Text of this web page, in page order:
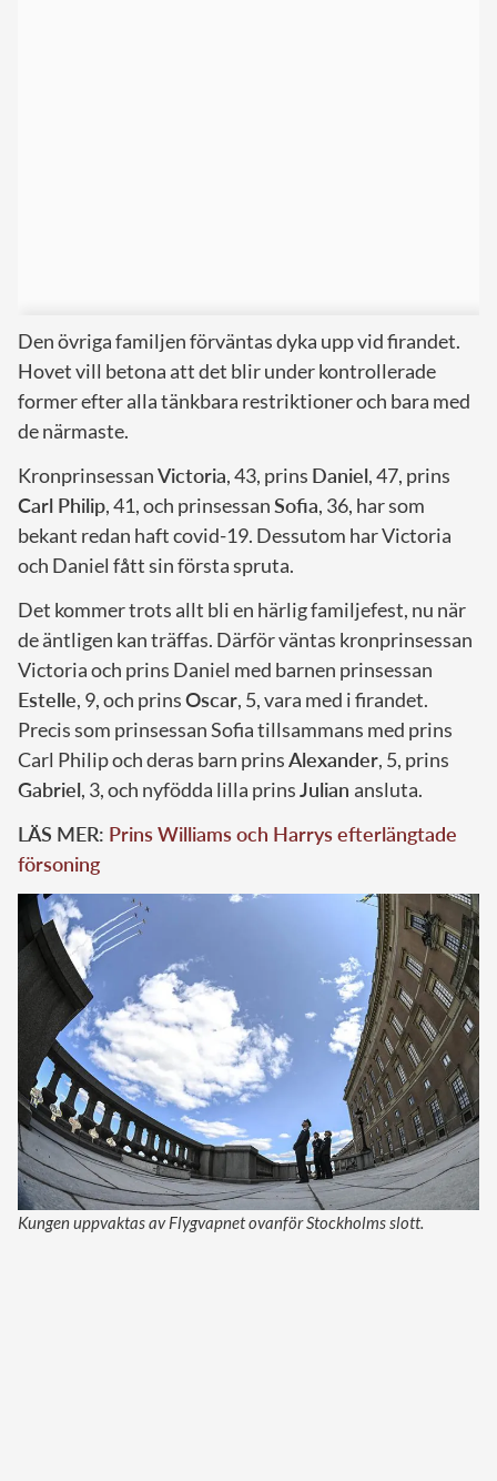
Den övriga familjen förväntas dyka upp vid firandet.
Hovet vill betona att det blir under kontrollerade
former efter alla tänkbara restriktioner och bara med
de närmaste.
KronprinsessanVictoria, 43, prins Daniel, 47, prins
Carl Philip, 41, och prinsessanSofia, 36, har som
bekant redan haft covid-19. Dessutom har Victoria
och Daniel fått sin första spruta.
Det kommer trots allt bli en härlig familjefest, nu när
de äntligen kan träffas. Därför väntas kronprinsessan
Victoria och prins Daniel med barnen prinsessan
Estelle, 9, och prinsOscar, 5, vara med i firandet.
Precis som prinsessan Sofia tillsammans med prins
Carl Philip och deras barn prinsAlexander, 5, prins
Gabriel, 3, och nyfödda lilla prinsJulian ansluta.
LÄS MER: Prins Williams och Harrys efterlängtade
försoning
Kungen uppvaktas av Flygvapnet ovanför Stockholms slott.